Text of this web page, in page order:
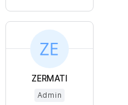
ZERMATI
Admin